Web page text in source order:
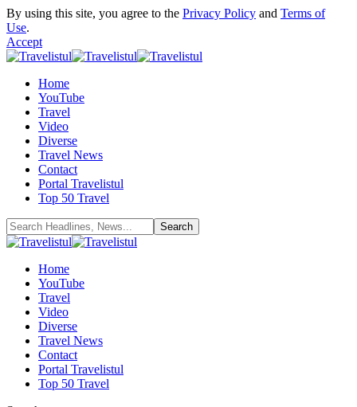
By using this site, you agree to the Privacy Policy and Terms of
Use.
Accept
Home
YouTube
Travel
Video
Diverse
Travel News
Contact
Portal Travelistul
Top 50 Travel
Home
YouTube
Travel
Video
Diverse
Travel News
Contact
Portal Travelistul
Top 50 Travel